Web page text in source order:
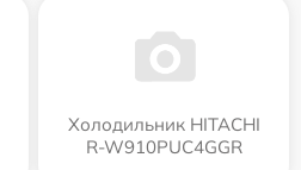
Холодильник HITACHI
R-W910PUC4GGR